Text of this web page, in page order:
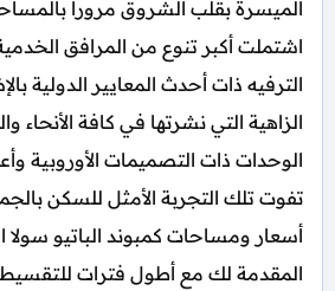
الميسرة بقلب الشروق مروراً
اشتملت أكبر تنوع من المرافق
الترفيه ذات أحدث المعايير الدولية
الزاهية التي نشرتها في كافة الأنحاء
الوحدات ذات التصميمات الأوروبية
تفوت تلك التجربة الأمثل للسكن
أسعار ومساحات كمبوند الباتيو سولا
المقدمة لك مع أطول فترات